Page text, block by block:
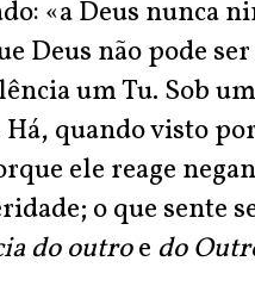
«a Deus nunca
Deus não pode
um Tu. Sob
quando visto
ele reage
o que sente
do outroe do